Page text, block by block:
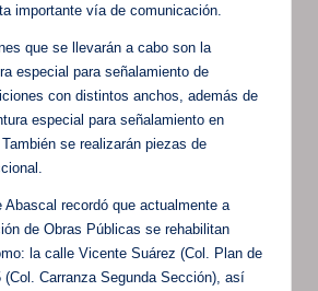
importante vía de comunicación.
que se llevarán a cabo son la
especial para señalamiento de
con distintos anchos, además de
especial para señalamiento en
se realizarán piezas de
Abascal recordó que actualmente a
de Obras Públicas se rehabilitan
la calle Vicente Suárez (Col. Plan de
(Col. Carranza Segunda Sección), así